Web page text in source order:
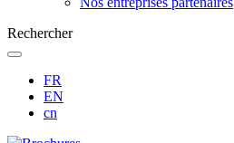
Rechercher
FR
EN
cn